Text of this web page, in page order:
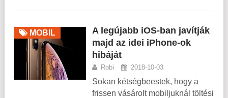
MOBIL
A legújabb iOS-ban javítják
majd az idei iPhone-ok
hibáját
Robi 2018-10-03
Sokan kétségbeestek, hogy a
frissen vásárolt mobiljuknál töltési